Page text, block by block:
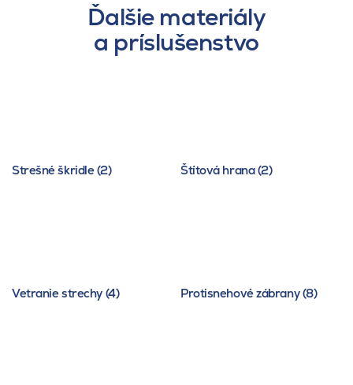
Ďalšie materiály
a príslušenstvo
Strešné škridle (2) Štítová hrana (2)
Vetranie strechy (4) Protisnehové zábrany (8)